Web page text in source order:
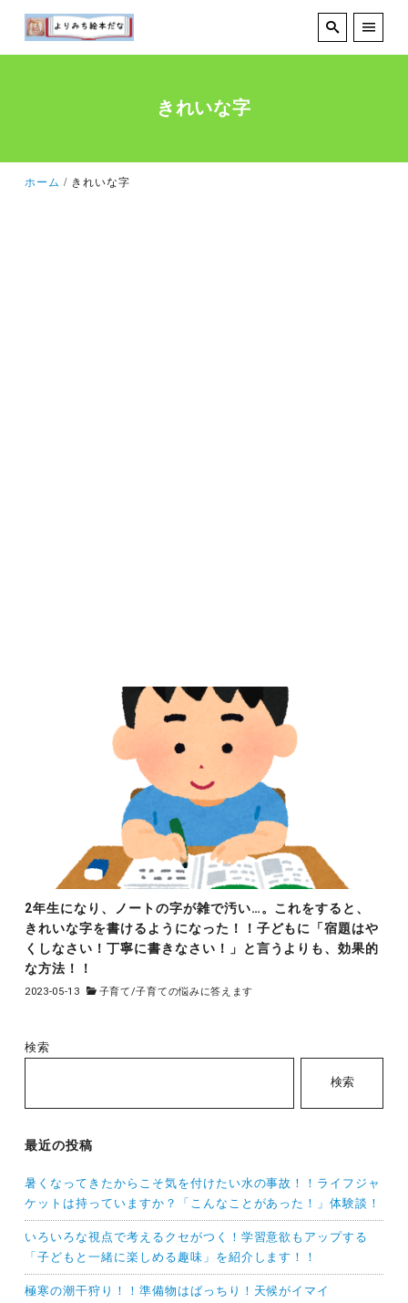
きれいな字
ホーム きれいな字
2年生になり、ノートの字が雑で汚い…。これをすると、
きれいな字を書けるようになった！！子どもに「宿題はや
くしなさい！丁寧に書きなさい！」と言うよりも、効果的
な方法！！
2023-05-13 子育て/子育ての悩みに答えます
検索
検索
最近の投稿
暑くなってきたからこそ気を付けたい水の事故！！ライフジャ
ケットは持っていますか？「こんなことがあった！」体験談！
いろいろな視点で考えるクセがつく！学習意欲もアップする
「子どもと一緒に楽しめる趣味」を紹介します！！
極寒の潮干狩り！！準備物はばっちり！天候がイマイ